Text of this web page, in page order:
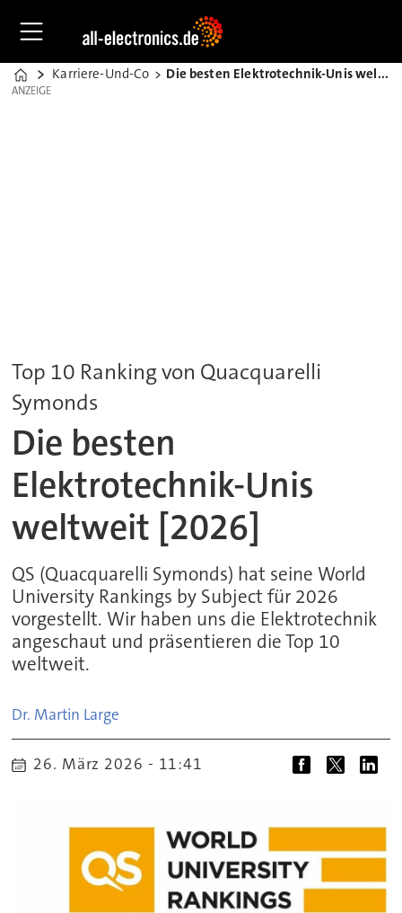
Home
Karriere-Und-Co Die besten Elektrotechnik-Unis weltweit [2026]
ANZEIGE
ANZEIGE
Top 10 Ranking von Quacquarelli
Symonds
Die besten
Elektrotechnik-Unis
weltweit [2026]
QS (Quacquarelli Symonds) hat seine World
University Rankings by Subject für 2026
vorgestellt. Wir haben uns die Elektrotechnik
angeschaut und präsentieren die Top 10
weltweit.
Dr. Martin Large
26. März 2026 - 11:41